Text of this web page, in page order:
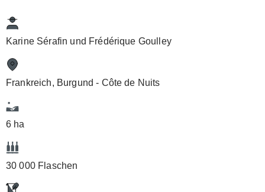
Karine Sérafin und Frédérique Goulley
Frankreich, Burgund - Côte de Nuits
6 ha
30 000 Flaschen